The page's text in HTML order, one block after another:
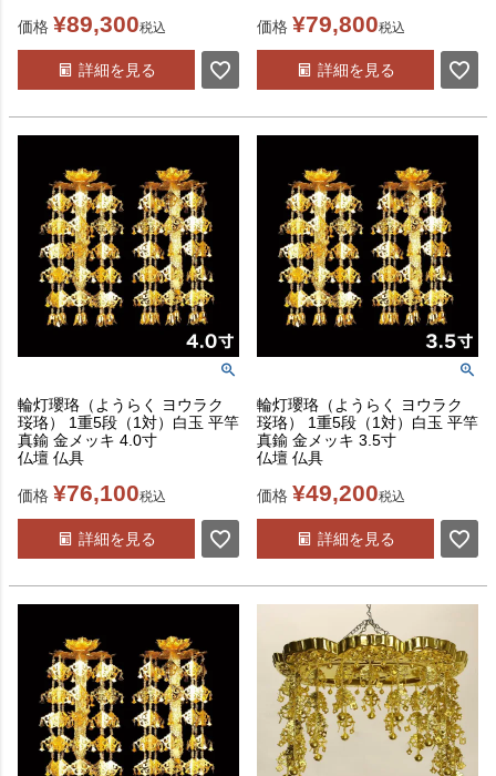
価格 ¥89,300税込
詳細を見る
価格 ¥79,800税込
詳細を見る
輪灯瓔珞（ようらく ヨウラク
珱珞） 1重5段（1対）白玉 平竿
真鍮 金メッキ 4.0寸
仏壇 仏具
価格 ¥76,100税込
詳細を見る
輪灯瓔珞（ようらく ヨウラク
珱珞） 1重5段（1対）白玉 平竿
真鍮 金メッキ 3.5寸
仏壇 仏具
価格 ¥49,200税込
詳細を見る